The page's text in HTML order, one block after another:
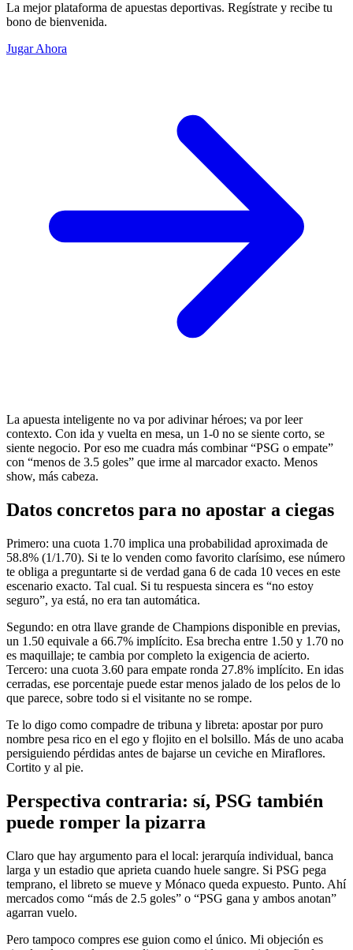
La mejor plataforma de apuestas deportivas. Regístrate y recibe tu
bono de bienvenida.
Jugar Ahora
La apuesta inteligente no va por adivinar héroes; va por leer
contexto. Con ida y vuelta en mesa, un 1-0 no se siente corto, se
siente negocio. Por eso me cuadra más combinar “PSG o empate”
con “menos de 3.5 goles” que irme al marcador exacto. Menos
show, más cabeza.
Datos concretos para no apostar a ciegas
Primero: una cuota 1.70 implica una probabilidad aproximada de
58.8% (1/1.70). Si te lo venden como favorito clarísimo, ese número
te obliga a preguntarte si de verdad gana 6 de cada 10 veces en este
escenario exacto. Tal cual. Si tu respuesta sincera es “no estoy
seguro”, ya está, no era tan automática.
Segundo: en otra llave grande de Champions disponible en previas,
un 1.50 equivale a 66.7% implícito. Esa brecha entre 1.50 y 1.70 no
es maquillaje; te cambia por completo la exigencia de acierto.
Tercero: una cuota 3.60 para empate ronda 27.8% implícito. En idas
cerradas, ese porcentaje puede estar menos jalado de los pelos de lo
que parece, sobre todo si el visitante no se rompe.
Te lo digo como compadre de tribuna y libreta: apostar por puro
nombre pesa rico en el ego y flojito en el bolsillo. Más de uno acaba
persiguiendo pérdidas antes de bajarse un ceviche en Miraflores.
Cortito y al pie.
Perspectiva contraria: sí, PSG también
puede romper la pizarra
Claro que hay argumento para el local: jerarquía individual, banca
larga y un estadio que aprieta cuando huele sangre. Si PSG pega
temprano, el libreto se mueve y Mónaco queda expuesto. Punto. Ahí
mercados como “más de 2.5 goles” o “PSG gana y ambos anotan”
agarran vuelo.
Pero tampoco compres ese guion como el único. Mi objeción es